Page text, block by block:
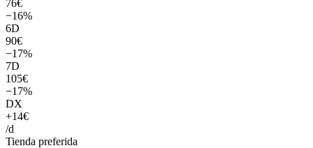
76€
−16%
6D
90€
−17%
7D
105€
−17%
DX
+14€
/d
Tienda preferida